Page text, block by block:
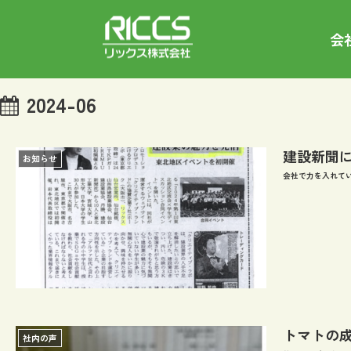
会
2024-06
お知らせ 建設新聞
会社で力を入れて
社内の声 トマトの